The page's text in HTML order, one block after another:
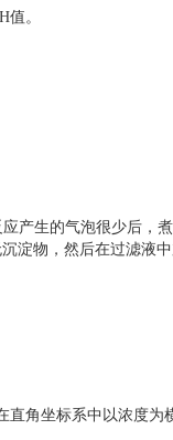
。
生的气泡很少后
物，然后在过滤
角坐标系中以浓度